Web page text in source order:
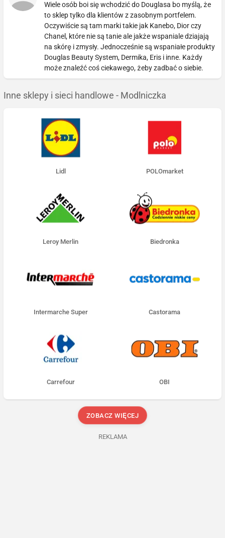
Wiele osób boi się wchodzić do Douglasa bo myślą, że
to sklep tylko dla klientów z zasobnym portfelem.
Oczywiście są tam marki takie jak Kanebo, Dior czy
Chanel, które nie są tanie ale jakże wspaniale dziajają
na skórę i zmysły. Jednocześnie są wspaniałe produkty
Douglas Beauty System, Dermika, Eris i inne. Każdy
może znaleźć coś ciekawego, żeby zadbać o siebie.
Inne sklepy i sieci handlowe - Modlniczka
Lidl POLOmarket
Leroy Merlin Biedronka
Intermarche Super Castorama
Carrefour OBI
ZOBACZ WIĘCEJ
REKLAMA